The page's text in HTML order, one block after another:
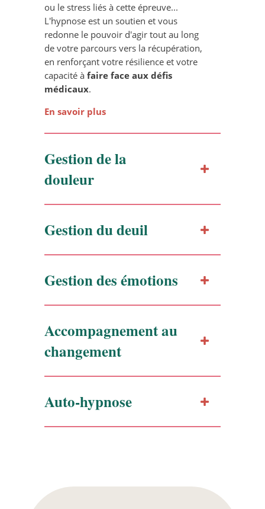
ou le stress liés à cette épreuve...
L'hypnose est un soutien et vous
redonne le pouvoir d'agir tout au long
de votre parcours vers la récupération,
en renforçant votre résilience et votre
capacité à faire face aux défis
médicaux.
En savoir plus
Gestion de la
douleur
Gestion du deuil
Gestion des émotions
Accompagnement au
changement
Auto-hypnose